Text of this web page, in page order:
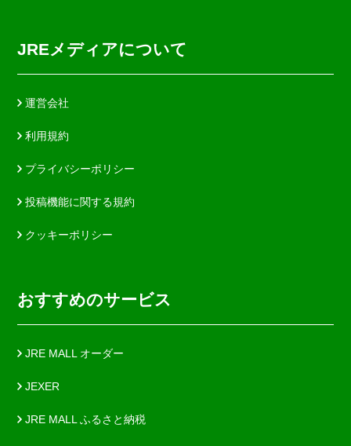
JREメディアについて
運営会社
利用規約
プライバシーポリシー
投稿機能に関する規約
クッキーポリシー
おすすめのサービス
JRE MALL オーダー
JEXER
JRE MALL ふるさと納税